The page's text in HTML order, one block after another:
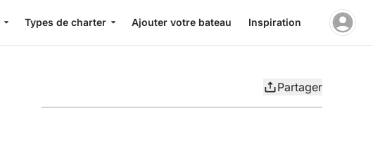
Types de charter Ajouter votre bateau Inspiration
Partager